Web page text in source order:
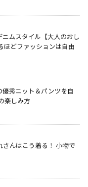
ムスタイル【大人のおし
ほどファッションは自由
優秀ニット＆パンツを自
楽しみ方
さんはこう着る！ 小物で